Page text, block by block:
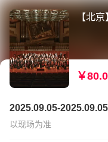
【北
￥
2025.09.05-2025.09.05
以现场为准